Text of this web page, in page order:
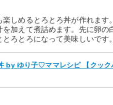
しめるとろとろ丼が作れます
加えて煮詰めます。先に卵の
ろとろになって美味しいです。
by ゆり子♡ママレシピ 【クッ